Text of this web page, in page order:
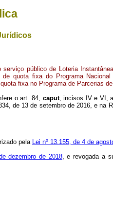
serviço público de Loteria
de quota fixa do Programa
fixa no Programa de Parcerias
o art. 84, caput, incisos IV e VI,
de 13 de setembro de 2016, e na
pela Lei nº 13.155, de 4 de
dezembro de 2018, e revogada a